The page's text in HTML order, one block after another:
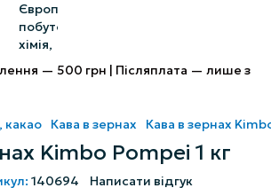
— 500 грн | Післяплата — лише з
какао Кава в зернах Кава в зернах
Kimbo Pompei 1 кг
140694 Написати відгук